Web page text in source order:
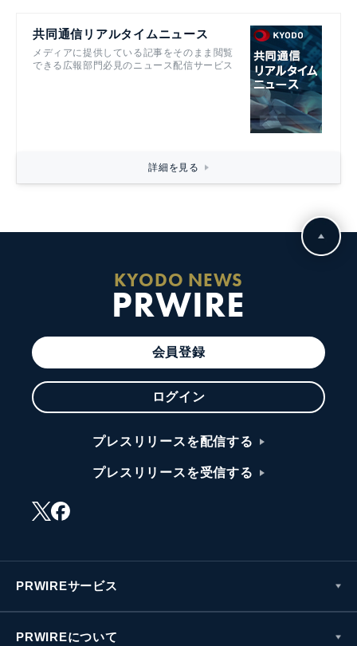
共同通信リアルタイムニュース
メディアに提供している記事をそのまま閲覧
できる広報部門必見のニュース配信サービス
詳細を見る
KYODO NEWS
PRWIRE
会員登録
ログイン
プレスリリースを配信する
プレスリリースを受信する
PRWIREサービス
PRWIREについて